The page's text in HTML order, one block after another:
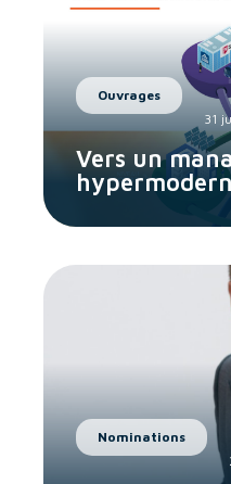
Ouvrages
31
Vers un
Nominations